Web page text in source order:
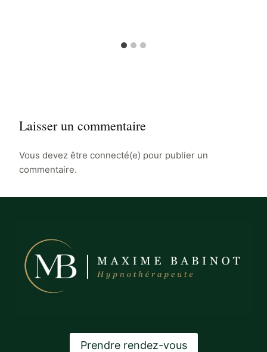
Laisser un commentaire
Vous devez être connecté(e) pour publier un
commentaire.
Prendre rendez-vous